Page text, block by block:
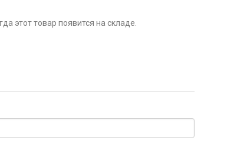
этот товар появится на складе.